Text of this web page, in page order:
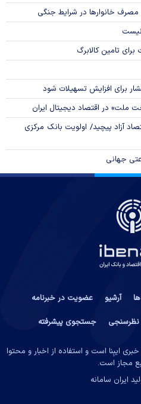
مصرف خانوار‌ها در شرایط جنگی
نیست
فشار برای افزایش تسهیلات شود
آزاد پیچید/ اولویت بانک مرکزی
جهانی
آرشیو
عضویت در خبرنامه
نظرسنجی جستجوی پیشرفته
ایبِنا است و استفاده از اخبار و محتوا
مجاز است.
ایران سامانه